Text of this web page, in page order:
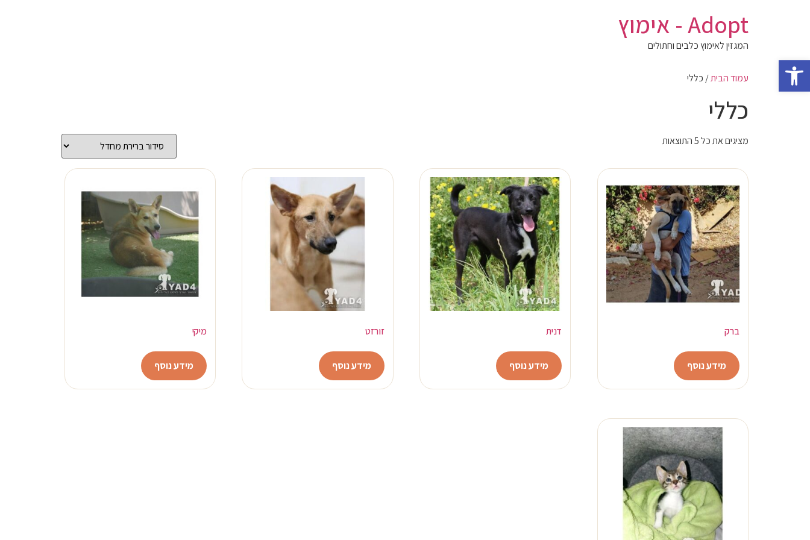
פתח סרגל נגישות
Adopt - אימוץ
המגזין לאימוץ כלבים וחתולים
עמוד הבית/ כללי
כללי
מציגים את כל ⁦5⁩ התוצאות
ברק
מידע נוסף
דנית
מידע נוסף
זורזט
מידע נוסף
מיקי
מידע נוסף